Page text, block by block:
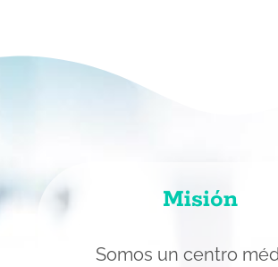
Misión
Somos un centro